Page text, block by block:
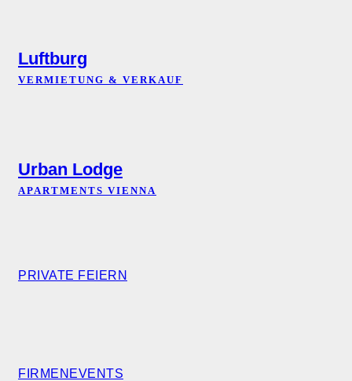
Luftburg
VERMIETUNG & VERKAUF
Urban Lodge
APARTMENTS VIENNA
PRIVATE FEIERN
FIRMENEVENTS